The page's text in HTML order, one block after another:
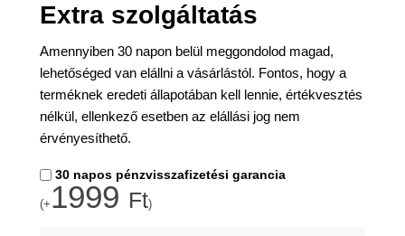
Extra szolgáltatás
Amennyiben 30 napon belül meggondolod magad,
lehetőséged van elállni a vásárlástól. Fontos, hogy a
terméknek eredeti állapotában kell lennie, értékvesztés
nélkül, ellenkező esetben az elállási jog nem
érvényesíthető.
30 napos pénzvisszafizetési garancia
(+ 1999 Ft)